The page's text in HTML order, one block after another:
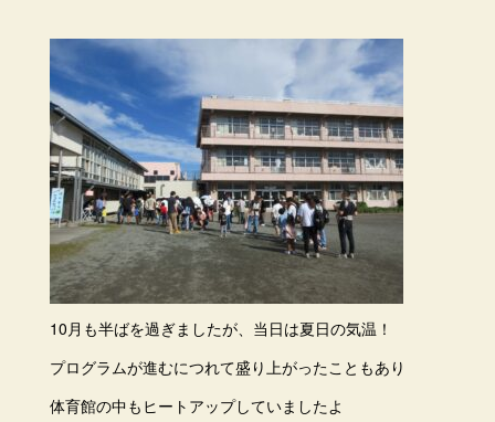
10月も半ばを過ぎましたが、当日は夏日の気温！
プログラムが進むにつれて盛り上がったこともあり
体育館の中もヒートアップしていましたよ